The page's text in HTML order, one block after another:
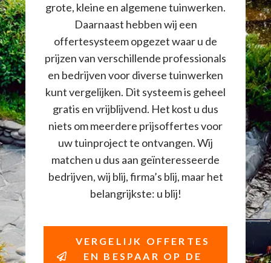
grote, kleine en algemene tuinwerken.
Daarnaast hebben wij een
offertesysteem opgezet waar u de
prijzen van verschillende professionals
en bedrijven voor diverse tuinwerken
kunt vergelijken. Dit systeem is geheel
gratis en vrijblijvend. Het kost u dus
niets om meerdere prijsoffertes voor
uw tuinproject te ontvangen. Wij
matchen u dus aan geïnteresseerde
bedrijven, wij blij, firma’s blij, maar het
belangrijkste: u blij!
VERGELIJK OFFERTES
EN BESPAAR OP DE